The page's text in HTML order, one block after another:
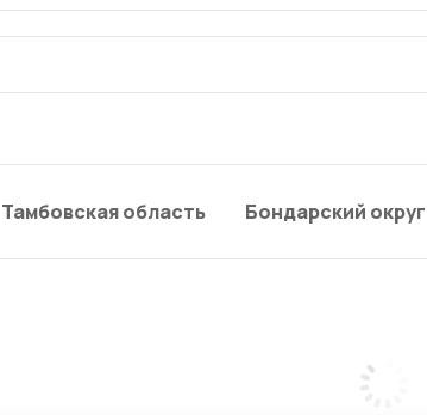
Тамбовская область Бондарский округ